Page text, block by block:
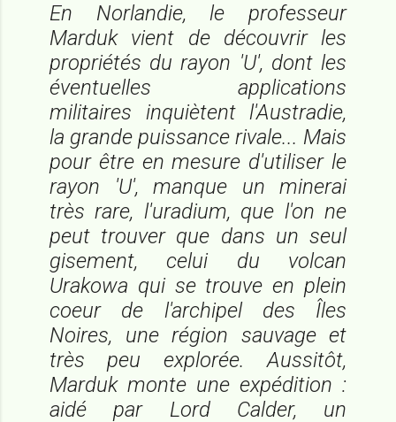
En Norlandie, le professeur
Marduk vient de découvrir les
propriétés du rayon 'U', dont les
éventuelles applications
militaires inquiètent l'Austradie,
la grande puissance rivale... Mais
pour être en mesure d'utiliser le
rayon 'U', manque un minerai
très rare, l'uradium, que l'on ne
peut trouver que dans un seul
gisement, celui du volcan
Urakowa qui se trouve en plein
coeur de l'archipel des Îles
Noires, une région sauvage et
très peu explorée. Aussitôt,
Marduk monte une expédition :
aidé par Lord Calder, un